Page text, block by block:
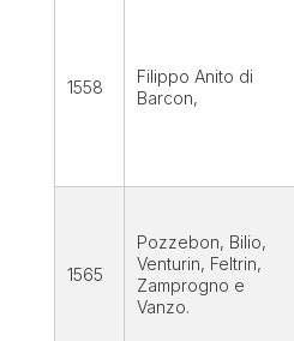
1558
Filippo Anito di
Barcon,
1565
Pozzebon, Bilio,
Venturin, Feltrin,
Zamprogno e
Vanzo.